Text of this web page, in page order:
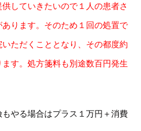
していきたいので１人の患者さ
ります。そのため１回の処置で
ただくこととなり、その都度約
ます。処方箋料も別途数百円発生
場合はプラス１万円＋消費